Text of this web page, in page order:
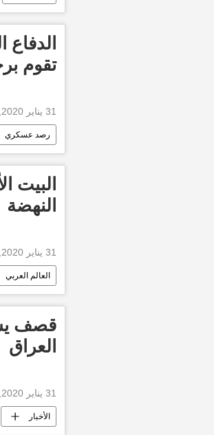
تقوم
31 يناير 2020, 22:28 GMT
رصد عسكري
البيت
النهضة
31 يناير 2020, 22:00 GMT
العالم العربي
الولايات
قصف
العراق
31 يناير 2020, 21:48 GMT
الأخبار